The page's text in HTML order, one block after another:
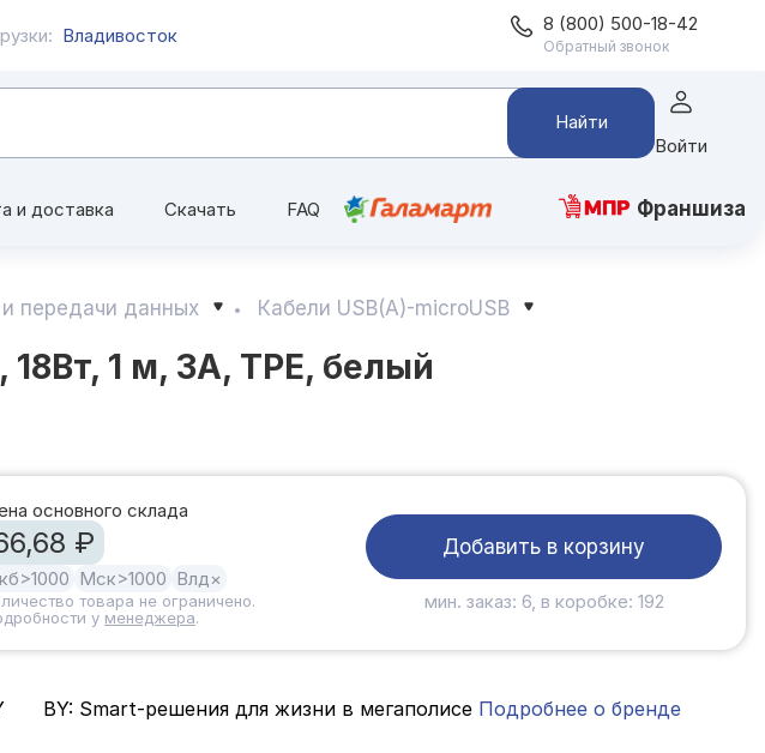
Владивосток 8 (800) 500-18-42
Обратный звонок
Найти
Войти
и доставка Скачать FAQ Франшиза
передачи данных Кабели USB(A)-microUSB
1 м, 3A, TPE, белый
основного склада
₽
>1000 Мск>1000 Влд×
товара не ограничено.
у менеджера.
Добавить в корзину
мин. заказ: 6, в коробке: 192
BY: Smart-решения для жизни в мегаполисе Подробнее о бренде